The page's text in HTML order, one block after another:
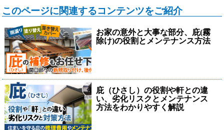
このページに関連するコンテンツをご紹介
お家の意外と大事な部分、庇(霧
除け)の役割とメンテナンス方法
庇（ひさし）の役割や軒との違
い、劣化リスクとメンテナンス
方法をわかりやすく解説